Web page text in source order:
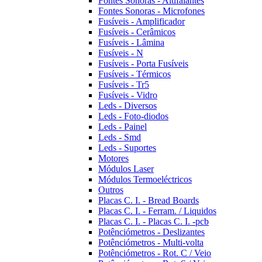
Fontes Sonoras - Microfones
Fusíveis - Amplificador
Fusíveis - Cerâmicos
Fusíveis - Lâmina
Fusíveis - N
Fusíveis - Porta Fusíveis
Fusíveis - Térmicos
Fusíveis - Tr5
Fusíveis - Vidro
Leds - Diversos
Leds - Foto-diodos
Leds - Painel
Leds - Smd
Leds - Suportes
Motores
Módulos Laser
Módulos Termoeléctricos
Outros
Placas C. I. - Bread Boards
Placas C. I. - Ferram. / Liquidos
Placas C. I. - Placas C. I. -pcb
Potênciómetros - Deslizantes
Potênciómetros - Multi-volta
Potênciómetros - Rot. C / Veio